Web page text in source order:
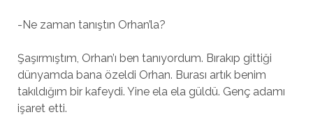
-Ne zaman tanıştın Orhan’la?
Şaşırmıştım, Orhan’ı ben tanıyordum. Bırakıp gittiği
dünyamda bana özeldi Orhan. Burası artık benim
takıldığım bir kafeydi. Yine ela ela güldü. Genç adamı
işaret etti.